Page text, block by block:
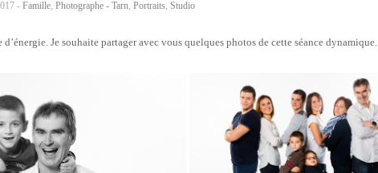
- Famille, Photographe - Tarn Portraits Studio
Je souhaite partager avec vous quelques photos de cette séance dynamique.